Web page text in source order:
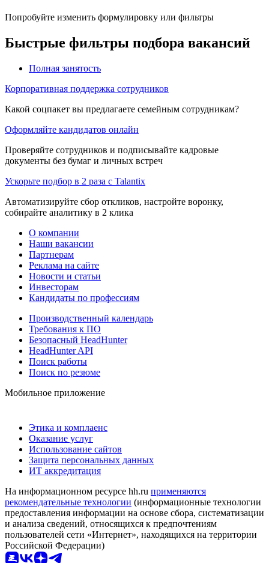
Попробуйте изменить формулировку или фильтры
Быстрые фильтры подбора вакансий
Полная занятость
Корпоративная поддержка сотрудников
Какой соцпакет вы предлагаете семейным сотрудникам?
Оформляйте кандидатов онлайн
Проверяйте сотрудников и подписывайте кадровые
документы без бумаг и личных встреч
Ускорьте подбор в 2 раза с Talantix
Автоматизируйте сбор откликов, настройте воронку,
собирайте аналитику в 2 клика
О компании
Наши вакансии
Партнерам
Реклама на сайте
Новости и статьи
Инвесторам
Кандидаты по профессиям
Производственный календарь
Требования к ПО
Безопасный HeadHunter
HeadHunter API
Поиск работы
Поиск по резюме
Мобильное приложение
Этика и комплаенс
Оказание услуг
Использование сайтов
Защита персональных данных
ИТ аккредитация
На информационном ресурсе hh.ru применяются
рекомендательные технологии (информационные технологии
предоставления информации на основе сбора, систематизации
и анализа сведений, относящихся к предпочтениям
пользователей сети «Интернет», находящихся на территории
Российской Федерации)